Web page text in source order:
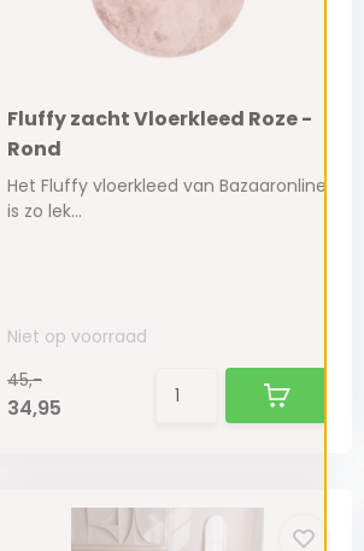
Fluffy zacht Vloerkleed Roze -
Rond
Het Fluffy vloerkleed van Bazaaronline
is zo lek...
Niet op voorraad
45,-
34,95